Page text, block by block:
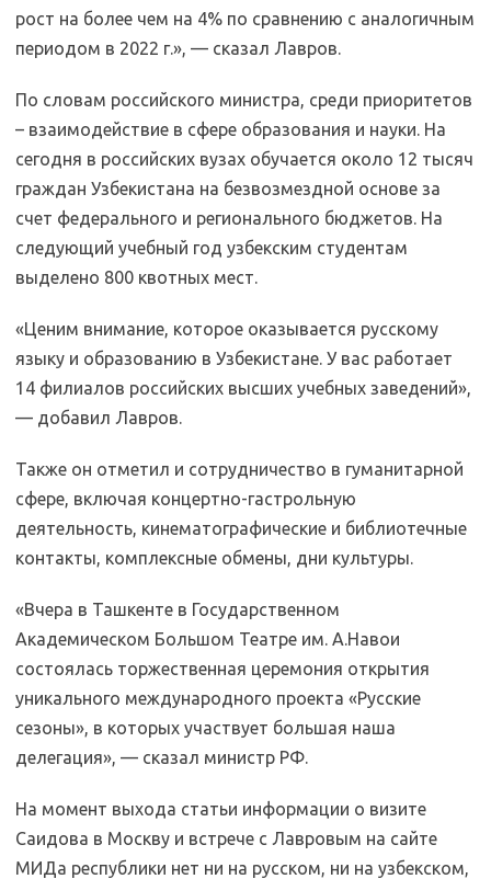
рост на более чем на 4% по сравнению с аналогичным
периодом в 2022 г.», — сказал Лавров.
По словам российского министра, среди приоритетов
– взаимодействие в сфере образования и науки. На
сегодня в российских вузах обучается около 12 тысяч
граждан Узбекистана на безвозмездной основе за
счет федерального и регионального бюджетов. На
следующий учебный год узбекским студентам
выделено 800 квотных мест.
«Ценим внимание, которое оказывается русскому
языку и образованию в Узбекистане. У вас работает
14 филиалов российских высших учебных заведений»,
— добавил Лавров.
Также он отметил и сотрудничество в гуманитарной
сфере, включая концертно-гастрольную
деятельность, кинематографические и библиотечные
контакты, комплексные обмены, дни культуры.
«Вчера в Ташкенте в Государственном
Академическом Большом Театре им. А.Навои
состоялась торжественная церемония открытия
уникального международного проекта «Русские
сезоны», в которых участвует большая наша
делегация», — сказал министр РФ.
На момент выхода статьи информации о визите
Саидова в Москву и встрече с Лавровым на сайте
МИДа республики нет ни на русском, ни на узбекском,